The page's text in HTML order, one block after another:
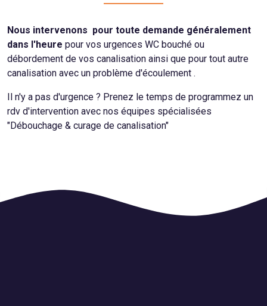
Nous intervenons pour toute demande généralement
dans l'heure pour vos urgences WC bouché ou
débordement de vos canalisation ainsi que pour tout autre
canalisation avec un problème d'écoulement .
Il n'y a pas d'urgence ? Prenez le temps de programmez un
rdv d'intervention avec nos équipes spécialisées
"Débouchage & curage de canalisation"